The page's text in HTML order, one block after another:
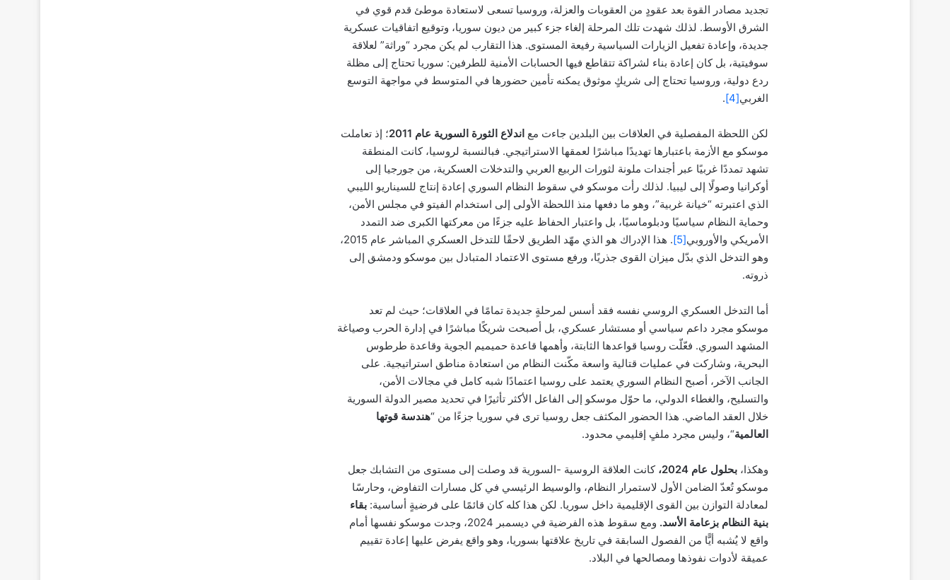
تجديد مصادر القوة بعد عقودٍ من العقوبات والعزلة، وروسيا تسعى لاستعادة موطئ قدم قوي في
الشرق الأوسط. لذلك شهدت تلك المرحلة إلغاء جزء كبير من ديون سوريا، وتوقيع اتفاقيات عسكرية
جديدة، وإعادة تفعيل الزيارات السياسية رفيعة المستوى. هذا التقارب لم يكن مجرد “وراثة” لعلاقة
سوفيتية، بل كان إعادة بناء لشراكة تتقاطع فيها الحسابات الأمنية للطرفين: سوريا تحتاج إلى مظلة
ردع دولية، وروسيا تحتاج إلى شريكٍ موثوق يمكنه تأمين حضورها في المتوسط في مواجهة التوسع
الغربي[4]
.
لكن اللحظة المفصلية في العلاقات بين البلدين جاءت مع اندلاع الثورة السورية عام 2011
؛ إذ تعاملت
موسكو مع الأزمة باعتبارها تهديدًا مباشرًا لعمقها الاستراتيجي. فبالنسبة لروسيا، كانت المنطقة
تشهد تمددًا غربيًا عبر أجندات ملونة لثورات الربيع العربي والتدخلات العسكرية، من جورجيا إلى
أوكرانيا وصولًا إلى ليبيا. لذلك رأت موسكو في سقوط النظام السوري إعادة إنتاج للسيناريو الليبي
الذي اعتبرته “خيانة غربية”، وهو ما دفعها منذ اللحظة الأولى إلى استخدام الفيتو في مجلس الأمن،
وحماية النظام سياسيًا ودبلوماسيًا، بل واعتبار الحفاظ عليه جزءًا من معركتها الكبرى ضد التمدد
الأمريكي والأوروبي[5]
. هذا الإدراك هو الذي مهّد الطريق لاحقًا للتدخل العسكري المباشر عام 2015،
وهو التدخل الذي بدّل ميزان القوى جذريًا، ورفع مستوى الاعتماد المتبادل بين موسكو ودمشق إلى
ذروته.
أما التدخل العسكري الروسي نفسه فقد أسس لمرحلةٍ جديدة تمامًا في العلاقات؛ حيث لم تعد
موسكو مجرد داعم سياسي أو مستشار عسكري، بل أصبحت شريكًا مباشرًا في إدارة الحرب وصياغة
المشهد السوري. فعّلّت روسيا قواعدها الثابتة، وأهمها قاعدة حميميم الجوية وقاعدة طرطوس
البحرية، وشاركت في عمليات قتالية واسعة مكّنت النظام من استعادة مناطق استراتيجية. على
الجانب الآخر، أصبح النظام السوري يعتمد على روسيا اعتمادًا شبه كامل في مجالات الأمن،
والتسليح، والغطاء الدولي، ما حوّل موسكو إلى الفاعل الأكثر تأثيرًا في تحديد مصير الدولة السورية
خلال العقد الماضي. هذا الحضور المكثف جعل روسيا ترى في سوريا جزءًا من “هندسة قوتها
العالمية“، وليس مجرد ملفٍ إقليمي محدود.
وهكذا، بحلول عام 2024،
كانت العلاقة الروسية -السورية قد وصلت إلى مستوى من التشابك جعل
موسكو تُعدّ الضامن الأول لاستمرار النظام، والوسيط الرئيسي في كل مسارات التفاوض، وحارسًا
لمعادلة التوازن بين القوى الإقليمية داخل سوريا. لكن هذا كله كان قائمًا على فرضيةٍ أساسية: بقاء
بنية النظام بزعامة الأسد.
ومع سقوط هذه الفرضية في ديسمبر 2024، وجدت موسكو نفسها أمام
واقع لا يُشبه أيًّا من الفصول السابقة في تاريخ علاقتها بسوريا، وهو واقع يفرض عليها إعادة تقييم
عميقة لأدوات نفوذها ومصالحها في البلاد.